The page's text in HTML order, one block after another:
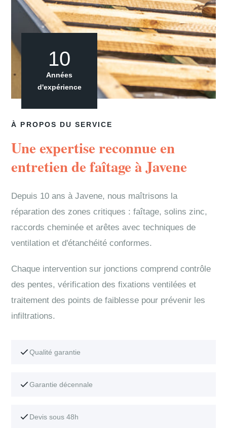
À PROPOS DU SERVICE
Une expertise reconnue en
entretien de faîtage à Javene
Depuis 10 ans à Javene, nous maîtrisons la
réparation des zones critiques : faîtage, solins zinc,
raccords cheminée et arêtes avec techniques de
ventilation et d'étanchéité conformes.
Chaque intervention sur jonctions comprend contrôle
des pentes, vérification des fixations ventilées et
traitement des points de faiblesse pour prévenir les
infiltrations.
Qualité garantie
Garantie décennale
Devis sous 48h
10
Années
d'expérience